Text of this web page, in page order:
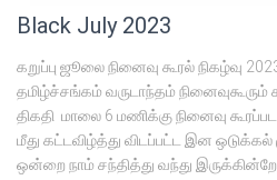
Black July 2023
கறுப்பு ஜூலை நினைவு கூரல் நிகழ்வு
தமிழ்ச்சங்கம் வருடாந்தம்
திகதி மாலை 6 மணிக்கு நினைவு
மீது கட்டவிழ்த்து விடப்பட்ட இன ஒடுக்கல்
ஒன்றை நாம் சந்தித்து வந்து